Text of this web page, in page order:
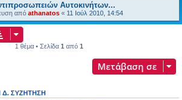
Αυτοκινήτων...
από athanatos « 11 Ιούλ 2010, 14:54
1 θέμα • Σελίδα 1 από 1
Μετάβαση σε
Δ. ΣΥΖΉΤΗΣΗ